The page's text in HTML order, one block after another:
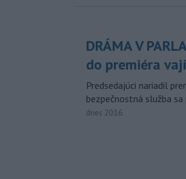
DRÁMA V
do premiéra
Predsedajúci nariadil
bezpečnostná služba
dnes 20:16